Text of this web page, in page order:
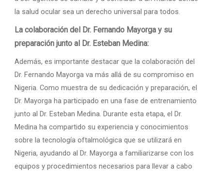
la salud ocular sea un derecho universal para todos.
La colaboración del Dr. Fernando Mayorga y su
preparación junto al Dr. Esteban Medina:
Además, es importante destacar que la colaboración del
Dr. Fernando Mayorga va más allá de su compromiso en
Nigeria. Como muestra de su dedicación y preparación, el
Dr. Mayorga ha participado en una fase de entrenamiento
junto al Dr. Esteban Medina. Durante esta etapa, el Dr.
Medina ha compartido su experiencia y conocimientos
sobre la tecnología oftalmológica que se utilizará en
Nigeria, ayudando al Dr. Mayorga a familiarizarse con los
equipos y procedimientos necesarios para llevar a cabo